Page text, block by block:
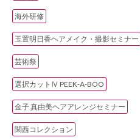
海外研修
玉置明日香ヘアメイク・撮影セミナー
芸術祭
選択カットⅣ PEEK‐A‐BOO
金子 真由美ヘアアレンジセミナー
関西コレクション